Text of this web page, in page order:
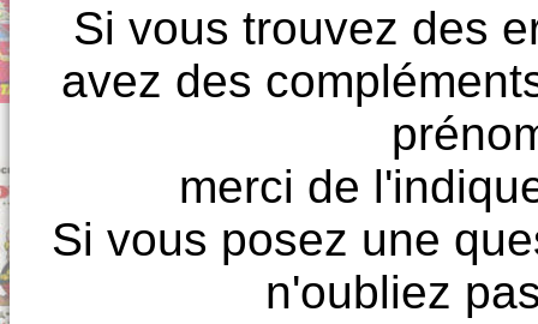
Si vous trouvez des
avez des
merci de
Si vous posez une
n'oubliez